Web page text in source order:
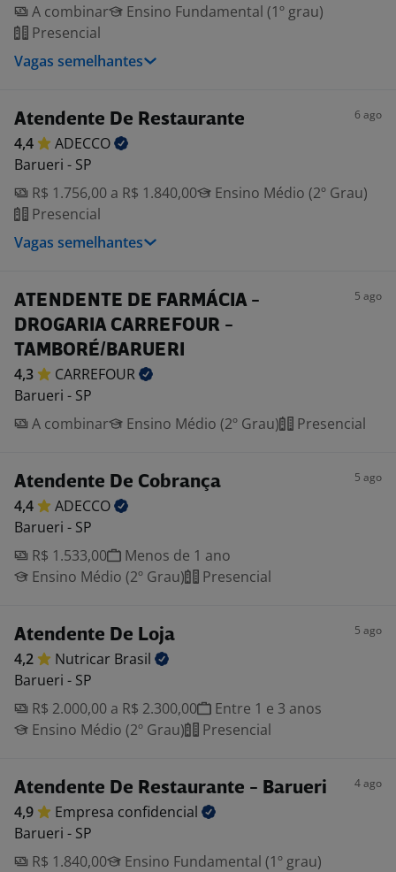
A combinar
Ensino Fundamental (1º grau)
Presencial
Vagas semelhantes
Atendente De Restaurante 6 ago
4,4
ADECCO
Barueri - SP
R$ 1.756,00 a R$ 1.840,00
Ensino Médio (2º Grau)
Presencial
Vagas semelhantes
ATENDENTE DE FARMÁCIA -
DROGARIA CARREFOUR -
TAMBORÉ/BARUERI
5 ago
4,3
CARREFOUR
Barueri - SP
A combinar
Ensino Médio (2º Grau) Presencial
Atendente De Cobrança 5 ago
4,4
ADECCO
Barueri - SP
R$ 1.533,00
Menos de 1 ano
Ensino Médio (2º Grau)
Presencial
Atendente De Loja 5 ago
4,2 Nutricar Brasil
Barueri - SP
R$ 2.000,00 a R$ 2.300,00
Entre 1 e 3 anos
Ensino Médio (2º Grau)
Presencial
Atendente De Restaurante - Barueri 4 ago
4,9 Empresa confidencial
Barueri - SP
R$ 1.840,00
Ensino Fundamental (1º grau)